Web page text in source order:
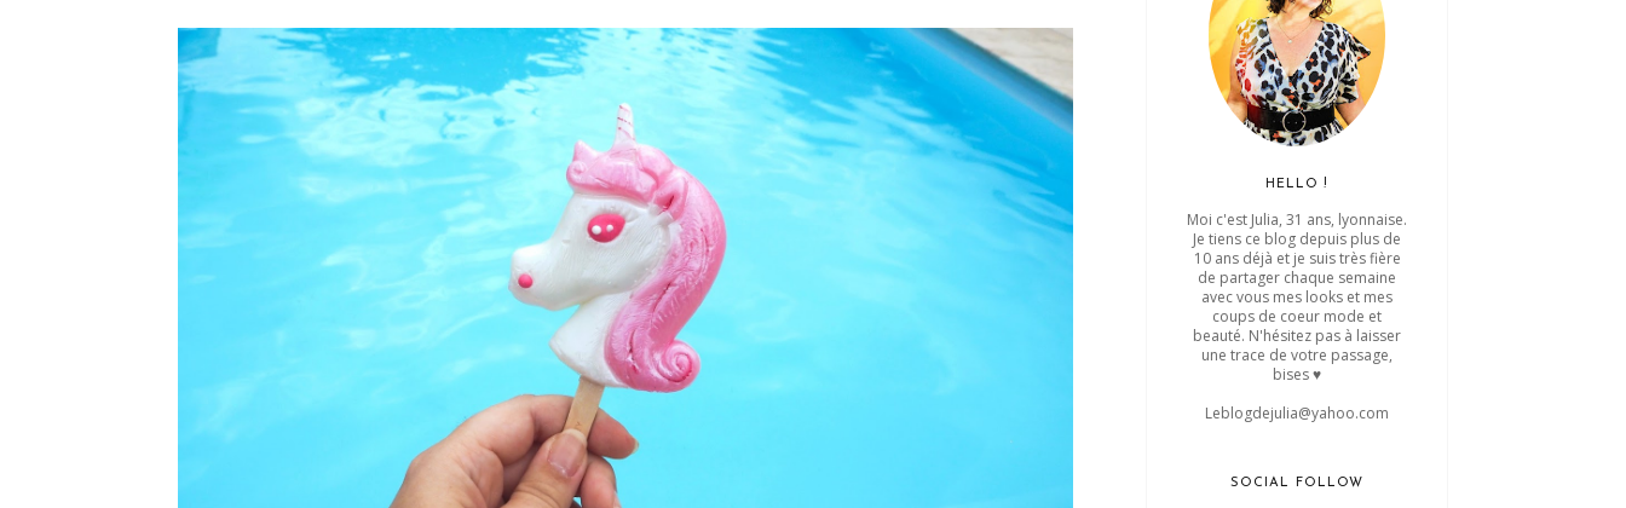
HELLO !
Moi c'est Julia, 31 ans, lyonnaise.
Je tiens ce blog depuis plus de
10 ans déjà et je suis très fière
de partager chaque semaine
avec vous mes looks et mes
coups de coeur mode et
beauté. N'hésitez pas à laisser
une trace de votre passage,
bises ♥
Leblogdejulia@yahoo.com
SOCIAL FOLLOW